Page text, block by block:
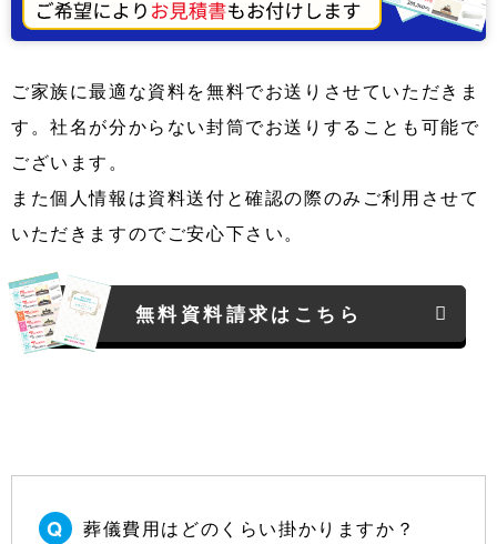
ご家族に最適な資料を無料でお送りさせていただきま
す。社名が分からない封筒でお送りすることも可能で
ございます。
また個人情報は資料送付と確認の際のみご利用させて
いただきますのでご安心下さい。
無料資料請求はこちら
葬儀費用はどのくらい掛かりますか？